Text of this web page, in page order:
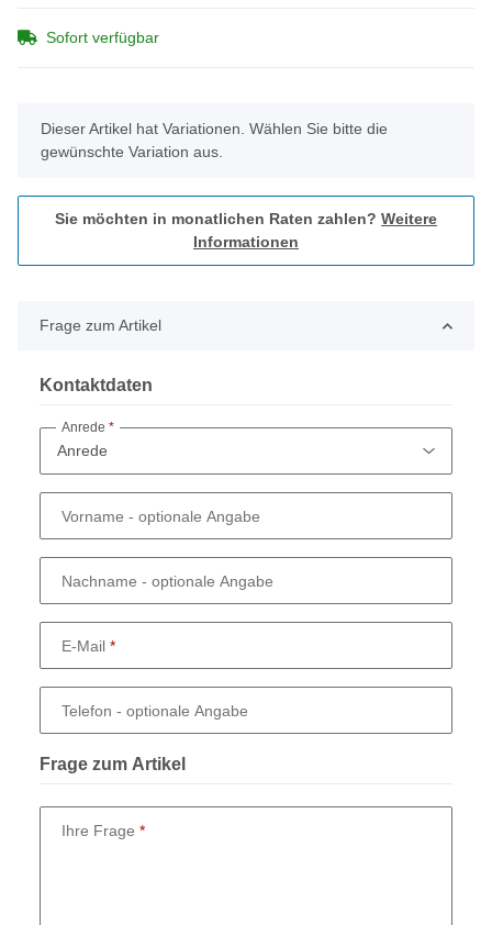
Sofort verfügbar
x
Dieser Artikel hat Variationen. Wählen Sie bitte die
gewünschte Variation aus.
Sie möchten in monatlichen Raten zahlen? Weitere
Informationen
Frage zum Artikel
Kontaktdaten
Anrede
Vorname - optionale Angabe
Nachname - optionale Angabe
E-Mail
Telefon - optionale Angabe
Frage zum Artikel
Ihre Frage